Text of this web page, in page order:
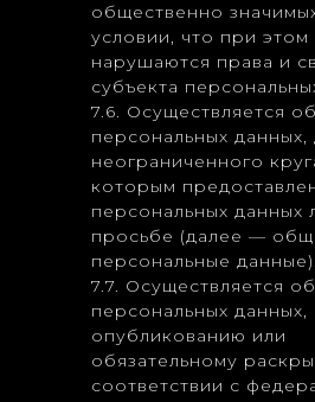
общественно
условии, что при этом
нарушаются права и
субъекта
7.6. Осуществляется
персональных данных,
неограниченного
которым
персональных данных
просьбе (далее —
персональные данные).
7.7. Осуществляется
персональных
опубликованию или
обязательному
соответствии с